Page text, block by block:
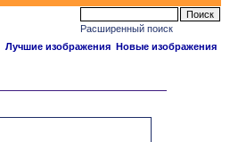
Расширенный поиск
Лучшие изображения Новые изображения